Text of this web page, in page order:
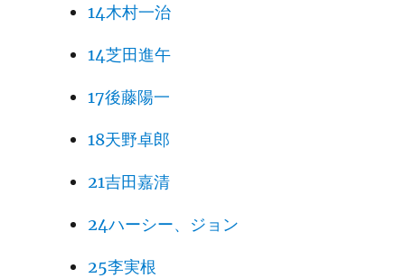
14木村一治
14芝田進午
17後藤陽一
18天野卓郎
21吉田嘉清
24ハーシー、ジョン
25李実根